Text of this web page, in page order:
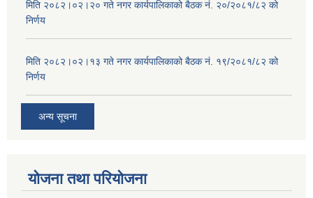
मिति २०८२।०२।२० गते नगर कार्यपालिकाको बैठक नं. २०/२०८१/८२ को
निर्णय
मिति २०८२।०२।१३ गते नगर कार्यपालिकाको बैठक नं. १९/२०८१/८२ को
निर्णय
अन्य सूचना
योजना तथा परियोजना